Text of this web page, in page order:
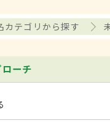
カテゴリから探す
ーチ